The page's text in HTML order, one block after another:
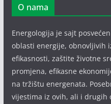
O nama
Energologija je sajt
oblasti energije, obnovljivih
efikasnosti, zaštite životne
promjena, efikasne
na tržištu energenata.
vijestima iz ovih, ali i drugih